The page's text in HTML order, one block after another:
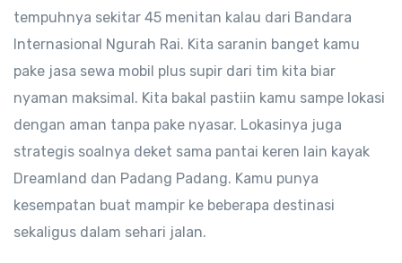
tempuhnya sekitar 45 menitan kalau dari Bandara
Internasional Ngurah Rai. Kita saranin banget kamu
pake jasa sewa mobil plus supir dari tim kita biar
nyaman maksimal. Kita bakal pastiin kamu sampe lokasi
dengan aman tanpa pake nyasar. Lokasinya juga
strategis soalnya deket sama pantai keren lain kayak
Dreamland dan Padang Padang. Kamu punya
kesempatan buat mampir ke beberapa destinasi
sekaligus dalam sehari jalan.